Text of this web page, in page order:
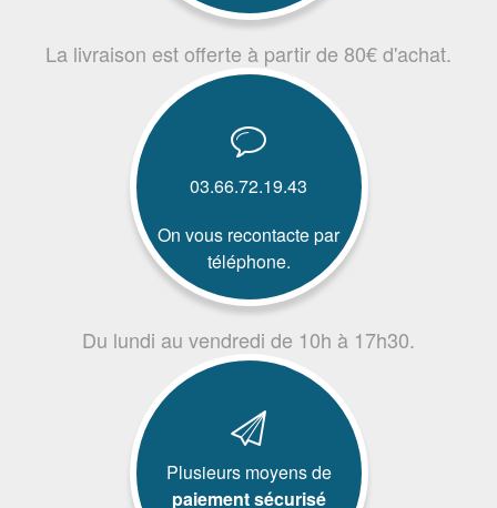
La livraison est offerte à partir de 80€ d'achat.
03.66.72.19.43
On vous recontacte par
téléphone.
Du lundi au vendredi de 10h à 17h30.
Plusieurs moyens de
paiement sécurisé